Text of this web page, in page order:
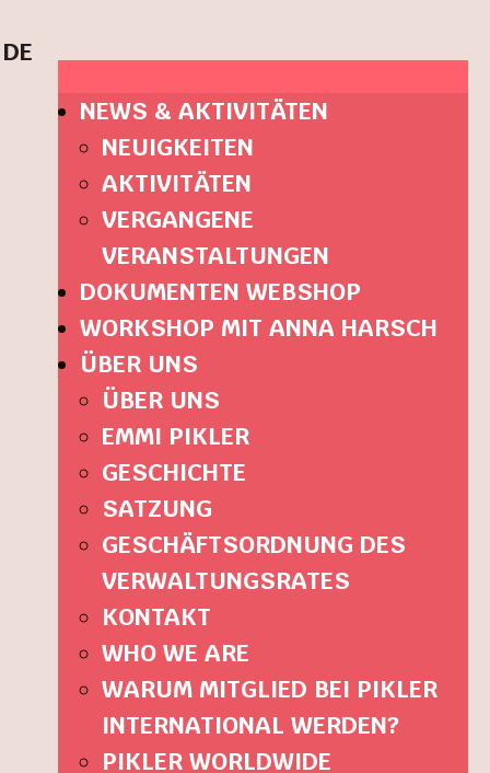
NEWS & AKTIVITÄTEN
NEUIGKEITEN
AKTIVITÄTEN
VERGANGENE
VERANSTALTUNGEN
DOKUMENTEN WEBSHOP
WORKSHOP MIT ANNA HARSCH
ÜBER UNS
ÜBER UNS
EMMI PIKLER
GESCHICHTE
SATZUNG
GESCHÄFTSORDNUNG DES
VERWALTUNGSRATES
KONTAKT
WHO WE ARE
WARUM MITGLIED BEI PIKLER
INTERNATIONAL WERDEN?
PIKLER WORLDWIDE
DE